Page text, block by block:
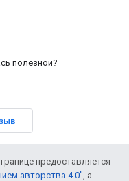
полезной?
предоставляется
авторства 4.0", а